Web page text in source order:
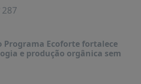
287
Programa Ecoforte fortalece
e produção orgânica sem